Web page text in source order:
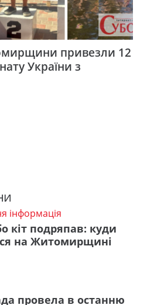
привезли 12
України з
інформація
кіт подряпав: куди
на Житомирщині
провела в останню